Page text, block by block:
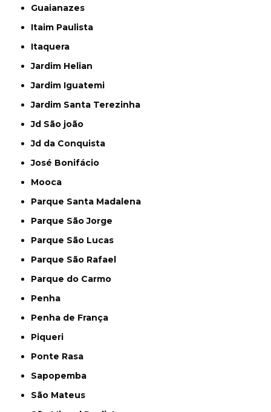
Guaianazes
Itaim Paulista
Itaquera
Jardim Helian
Jardim Iguatemi
Jardim Santa Terezinha
Jd São joão
Jd da Conquista
José Bonifácio
Mooca
Parque Santa Madalena
Parque São Jorge
Parque São Lucas
Parque São Rafael
Parque do Carmo
Penha
Penha de França
Piqueri
Ponte Rasa
Sapopemba
São Mateus